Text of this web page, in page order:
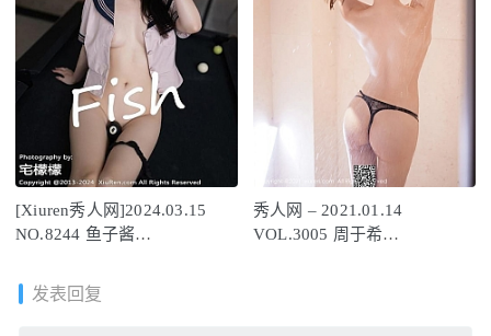
[Xiuren秀人网]2024.03.15
NO.8244 鱼子酱
秀人网 – 2021.01.14
VOL.3005 周于希
发表回复